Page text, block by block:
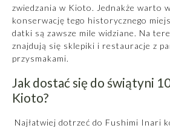
zwiedzania w Kioto. Jednakże warto
konserwację tego historycznego
datki są zawsze mile widziane. Na
znajdują się sklepiki i restauracje z
przysmakami.
Jak dostać się do świątyni
Kioto?
Najłatwiej dotrzeć do Fushimi Inari